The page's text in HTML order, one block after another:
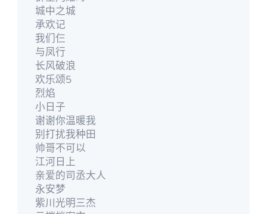
城中之城
承欢记
我们仨
与凤行
长风破浪
欢乐颂5
烈焰
小日子
谢谢你温暖我
别打扰我种田
帅哥不可以
江河日上
亲爱的司丞大人
永安梦
紫川光明三杰